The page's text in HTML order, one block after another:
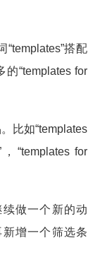
搭配
的“templates for
比如“templates
“templates for
做一个新的动
增一个筛选条